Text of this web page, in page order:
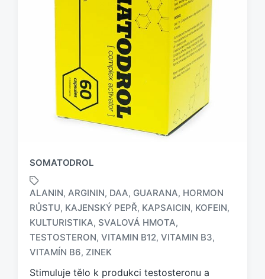
SOMATODROL
O
z
n
č
ALANIN, ARGININ, DAA, GUARANA, HORMON
RŮSTU, KAJENSKÝ PEPŘ, KAPSAICIN, KOFEIN,
KULTURISTIKA, SVALOVÁ HMOTA,
TESTOSTERON, VITAMIN B12, VITAMIN B3,
VITAMÍN B6, ZINEK
Stimuluje tělo k produkci testosteronu a